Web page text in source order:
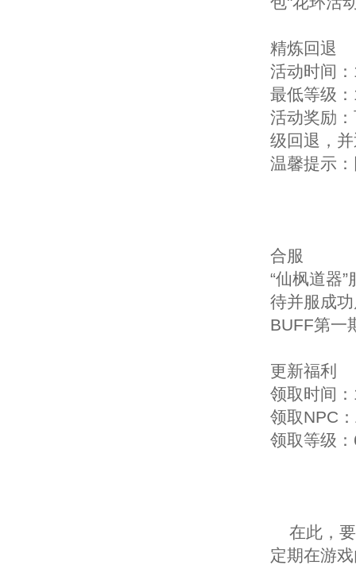
精炼回退
活动时间
最低等级
活动奖励：
级回退，
温馨提示
合服
“仙枫道器
待并服成
BUFF第一
更新福利
领取时间
领取NPC
领取等级
在此，要
定期在游